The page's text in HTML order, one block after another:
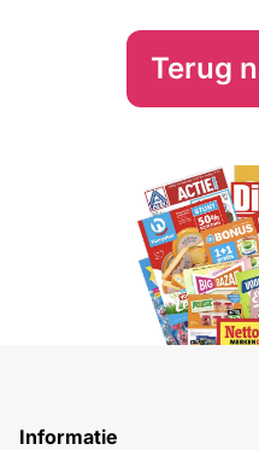
Terug
Informatie